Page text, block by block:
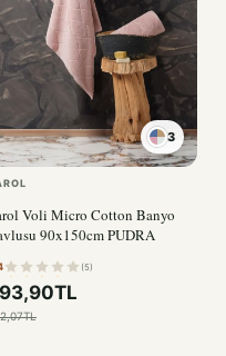
3
Voli Micro Cotton Banyo
90x150cm PUDRA
(5)